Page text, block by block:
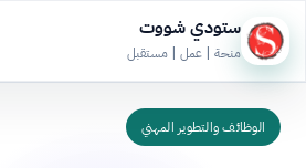
ستودي شووت
منحة | عمل | مستقبل
الوظائف والتطوير المهني